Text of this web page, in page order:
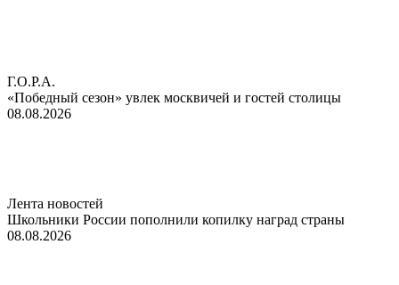
Г.О.Р.А.
«Победный сезон» увлек москвичей и гостей столицы
08.08.2026
Лента новостей
Школьники России пополнили копилку наград страны
08.08.2026